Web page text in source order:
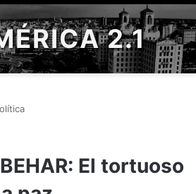
2.1
​El tortuoso